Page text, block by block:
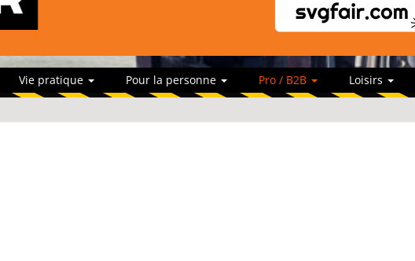
Vie pratique Pour la personne Pro / B2B Loisirs